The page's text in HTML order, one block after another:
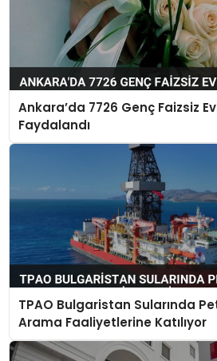
Ankara’da 7726 Genç Faizsiz
Faydalandı
TPAO Bulgaristan Sularında
Arama Faaliyetlerine Katılıyor